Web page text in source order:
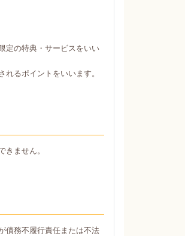
定の特典・サービスをいい
るポイントをいいます。
ません。
債務不履行責任または不法